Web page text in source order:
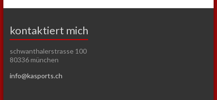
kontaktiert mich
schwanthalerstrasse 100
80336 münchen
info@kasports.ch